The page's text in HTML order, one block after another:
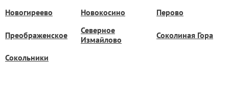
Новогиреево Новокосино Перово
Преображенское
Северное
Измайлово
Соколиная Гора
Сокольники